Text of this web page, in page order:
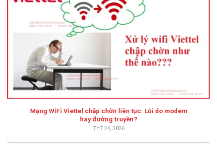
Mạng WiFi Viettel chập chờn liên tục: Lỗi do modem
hay đường truyền?
Th7 24, 2026